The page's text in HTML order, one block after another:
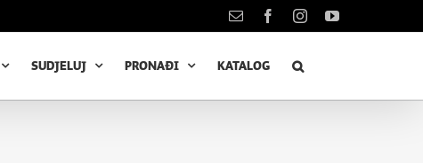
KontaktFacebookInstagramYouTube
SUDJELUJ PRONAĐI KATALOG